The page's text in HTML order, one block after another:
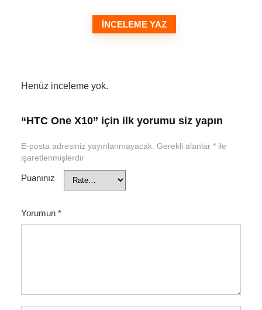
İNCELEME YAZ
Henüz inceleme yok.
“HTC One X10” için ilk yorumu siz yapın
E-posta adresiniz yayınlanmayacak. Gerekli alanlar * ile
işaretlenmişlerdir
Puanınız
Yorumun *